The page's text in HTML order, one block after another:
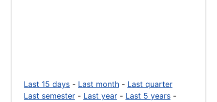
Last 15 days - Last month - Last quarter
Last semester - Last year - Last 5 years -